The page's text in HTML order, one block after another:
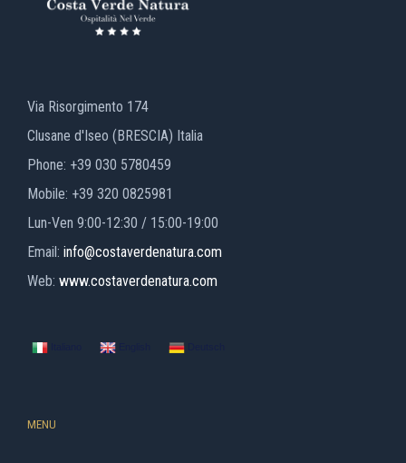
Via Risorgimento 174
Clusane d'Iseo (BRESCIA) Italia
Phone: +39 030 5780459
Mobile: +39 320 0825981
Lun-Ven 9:00-12:30 / 15:00-19:00
Email: info@costaverdenatura.com
Web: www.costaverdenatura.com
MENU